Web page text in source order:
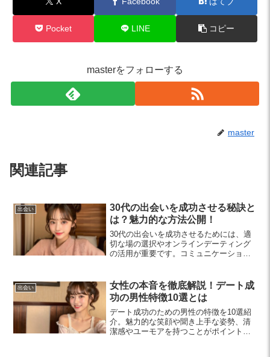
Pocket LINE コピー
masterをフォローする
master
関連記事
出会い
30代の出会いを成功させる秘訣と
は？魅力的な方法公開！
30代の出会いを成功させるためには、適
切な場の選択やオンラインデーティング
の活用が重要です。コミュニケーション
出会い
女性の本音を徹底解説！デート成
功の男性特徴10選とは
デート成功のための男性の特徴を10選紹
介。魅力的な笑顔や聞き上手な姿勢、清
潔感やユーモアを持つことがポイントで